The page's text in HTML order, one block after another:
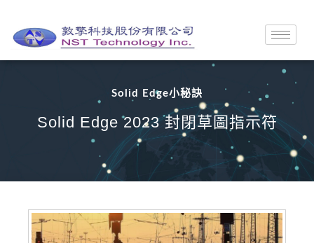
Solid Edge小秘訣
Solid Edge 2023 封閉草圖指示符